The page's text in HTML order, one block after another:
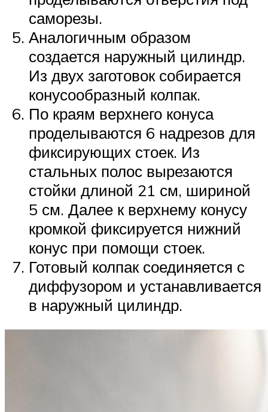
саморезы.
Аналогичным образом
создается наружный цилиндр.
Из двух заготовок собирается
конусообразный колпак.
По краям верхнего конуса
проделываются 6 надрезов для
фиксирующих стоек. Из
стальных полос вырезаются
стойки длиной 21 см, шириной
5 см. Далее к верхнему конусу
кромкой фиксируется нижний
конус при помощи стоек.
Готовый колпак соединяется с
диффузором и устанавливается
в наружный цилиндр.